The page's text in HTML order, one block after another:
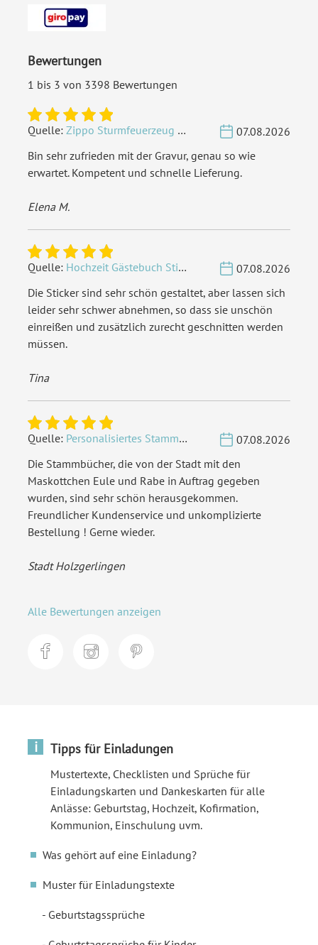
EAN: 4251560691115
Bewertungen
1 bis 3 von 3398 Bewertungen
Quelle: Zippo Sturmfeuerzeug Chrom - Verzierte Initialen
07.08.2026
Bin sehr zufrieden mit der Gravur, genau so wie
erwartet. Kompetent und schnelle Lieferung.
Elena M.
Quelle: Hochzeit Gästebuch Sticker 40 Fragen - Weiß
07.08.2026
Die Sticker sind sehr schön gestaltet, aber lassen sich
leider sehr schwer abnehmen, so dass sie unschön
einreißen und zusätzlich zurecht geschnitten werden
müssen.
Tina
Quelle: Personalisiertes Stammbuch - Eigene Gravurdatei hochladen
07.08.2026
Die Stammbücher, die von der Stadt mit den
Maskottchen Eule und Rabe in Auftrag gegeben
wurden, sind sehr schön herausgekommen.
Freundlicher Kundenservice und unkomplizierte
Bestellung ! Gerne wieder.
Stadt Holzgerlingen
Alle Bewertungen anzeigen
i Tipps für Einladungen
Mustertexte, Checklisten und Sprüche für
Einladungskarten und Dankeskarten für alle
Anlässe: Geburtstag, Hochzeit, Kofirmation,
Kommunion, Einschulung uvm.
Was gehört auf eine Einladung?
Muster für Einladungstexte
Geburtstagssprüche